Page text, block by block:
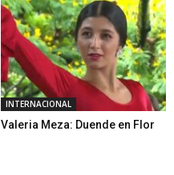
INTERNACIONAL
Valeria Meza: Duende en Flor